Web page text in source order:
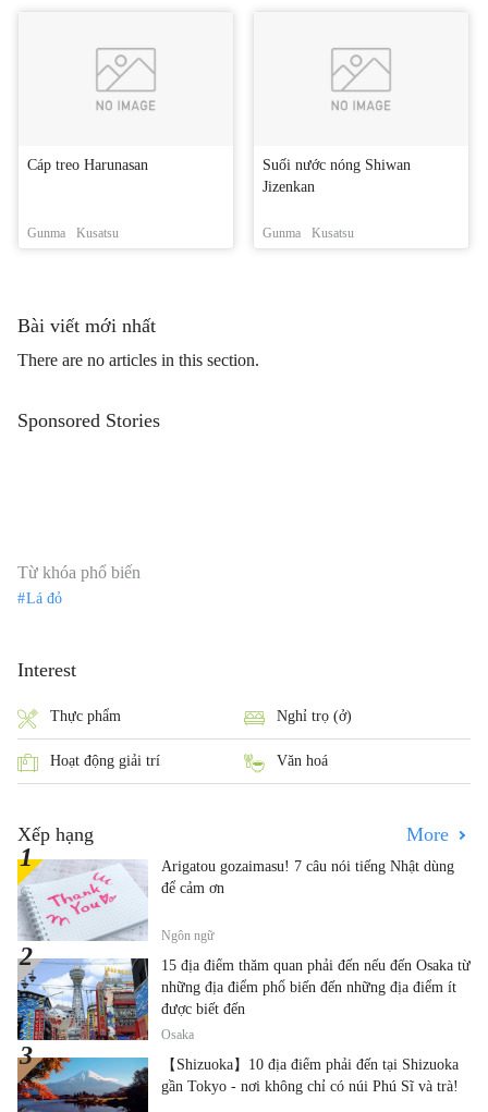
Cáp treo Harunasan
Gunma Kusatsu
Suối nước nóng Shiwan
Jizenkan
Gunma Kusatsu
Bài viết mới nhất
There are no articles in this section.
Sponsored Stories
Từ khóa phổ biến
Lá đỏ
Interest
Thực phẩm Nghỉ trọ (ở)
Hoạt động giải trí Văn hoá
Xếp hạng More
Arigatou gozaimasu! 7 câu nói tiếng Nhật dùng
để cảm ơn
Ngôn ngữ
15 địa điểm thăm quan phải đến nếu đến Osaka từ
những địa điểm phổ biến đến những địa điểm ít
được biết đến
Osaka
【Shizuoka】10 địa điểm phải đến tại Shizuoka
gần Tokyo - nơi không chỉ có núi Phú Sĩ và trà!